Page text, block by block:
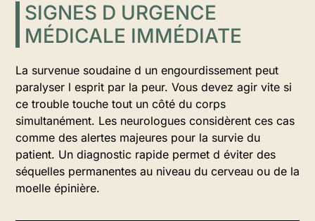
SIGNES D URGENCE
MÉDICALE IMMÉDIATE
La survenue soudaine d un engourdissement peut
paralyser l esprit par la peur. Vous devez agir vite si
ce trouble touche tout un côté du corps
simultanément. Les neurologues considèrent ces cas
comme des alertes majeures pour la survie du
patient. Un diagnostic rapide permet d éviter des
séquelles permanentes au niveau du cerveau ou de la
moelle épinière.